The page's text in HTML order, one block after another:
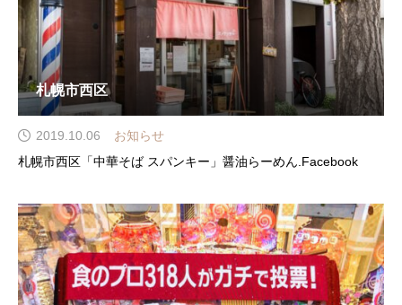
札幌市西区
2019.10.06
お知らせ
札幌市西区「中華そば スパンキー」醤油らーめん.Facebook